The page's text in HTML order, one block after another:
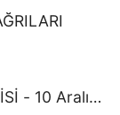
- 10 Aralık